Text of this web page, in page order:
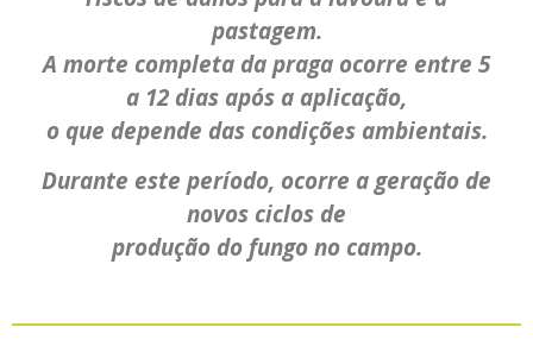
pastagem.
A morte completa da praga ocorre entre 5
a 12 dias após a aplicação,
o que depende das condições ambientais.
Durante este período, ocorre a geração de
novos ciclos de
produção do fungo no campo.